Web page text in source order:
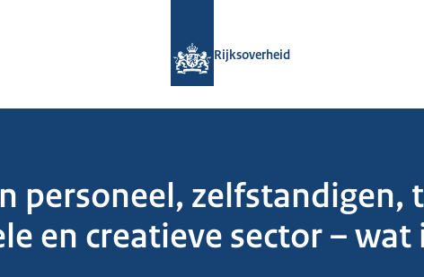
Rijksoverheid
personeel, zelfstandigen,
en creatieve sector – wat